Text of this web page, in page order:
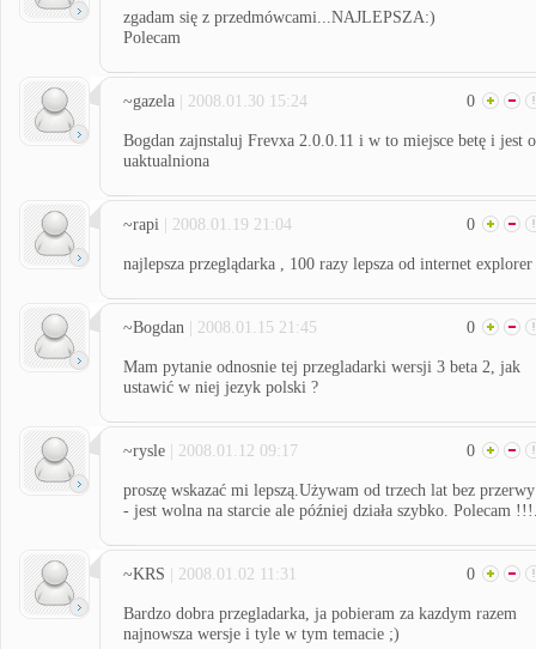
zgadam się z przedmówcami...NAJLEPSZA:)
Polecam
~gazela | 2008.01.30 15:24 0
Bogdan zajnstaluj Frevxa 2.0.0.11 i w to miejsce betę i jest
uaktualniona
~rapi | 2008.01.19 21:04 0
najlepsza przeglądarka , 100 razy lepsza od internet explorer
~Bogdan | 2008.01.15 21:45 0
Mam pytanie odnosnie tej przegladarki wersji 3 beta 2, jak
ustawić w niej jezyk polski ?
~rysle | 2008.01.12 09:17 0
proszę wskazać mi lepszą.Używam od trzech lat bez przerwy
- jest wolna na starcie ale później działa szybko. Polecam
~KRS | 2008.01.02 11:31 0
Bardzo dobra przegladarka, ja pobieram za kazdym razem
najnowsza wersje i tyle w tym temacie ;)